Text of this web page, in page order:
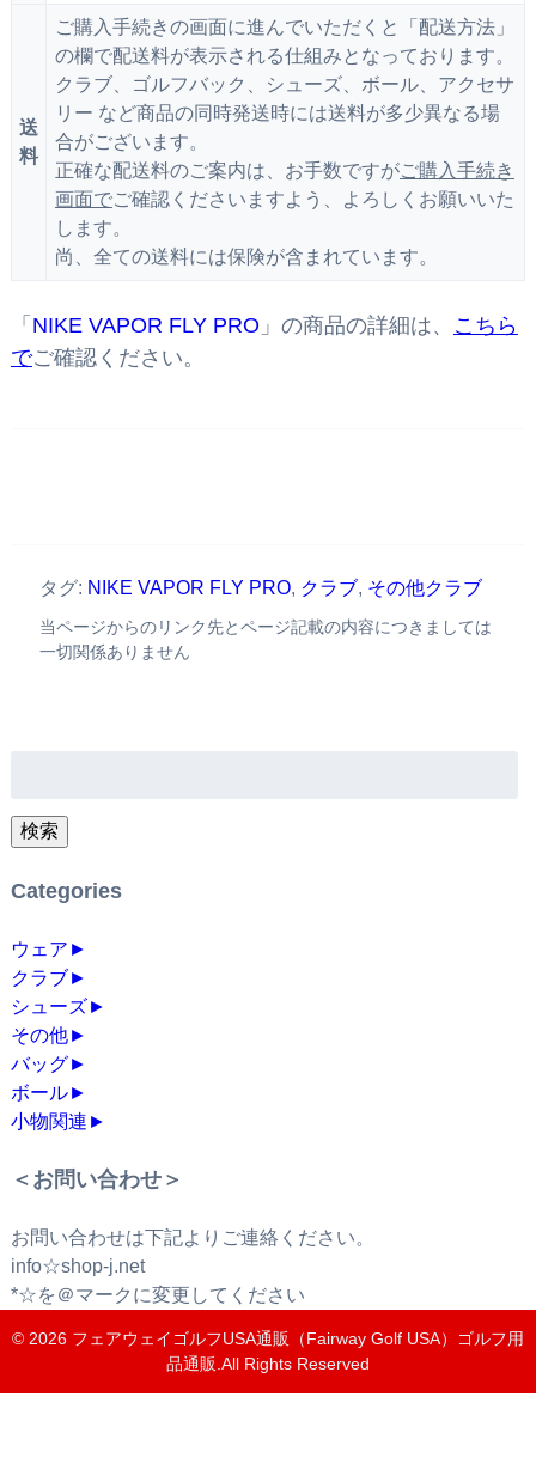
送
料
ご購入手続きの画面に進んでいただくと「配送方法」
の欄で配送料が表示される仕組みとなっております。
クラブ、ゴルフバック、シューズ、ボール、アクセサ
リー など商品の同時発送時には送料が多少異なる場
合がございます。
正確な配送料のご案内は、お手数ですがご購入手続き
画面でご確認くださいますよう、よろしくお願いいた
します。
尚、全ての送料には保険が含まれています。
「 NIKE VAPOR FLY PRO 」の商品の詳細は、
こちら
でご確認ください。
タグ: NIKE VAPOR FLY PRO, クラブ, その他クラブ
当ページからのリンク先とページ記載の内容につきましては
一切関係ありません
検索
Categories
ウェア ►
クラブ►
シューズ►
その他►
バッグ►
ボール►
小物関連 ►
＜お問い合わせ＞
お問い合わせは下記よりご連絡ください。
info☆shop-j.net
*☆を＠マークに変更してください
© 2026 フェアウェイゴルフUSA通販（Fairway Golf USA）ゴルフ用
品通販 .All Rights Reserved